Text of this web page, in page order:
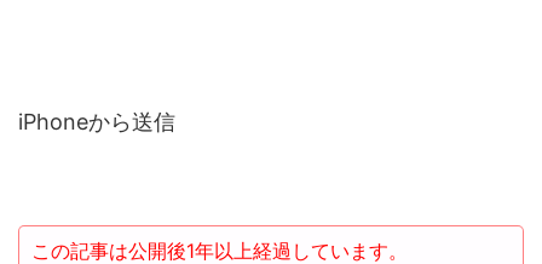
iPhoneから送信
この記事は公開後1年以上経過しています。